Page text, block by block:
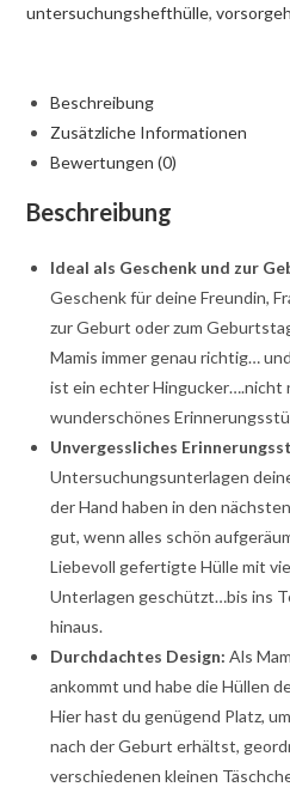
untersuchungshefthülle,
Beschreibung
Zusätzliche Informationen
Bewertungen (0)
Beschreibung
Ideal als Geschenk und zur
Geschenk für deine Freundin,
zur Geburt oder zum
Mamis immer genau richtig…
ist ein echter Hingucker….nicht
wunderschönes
Unvergessliches
Untersuchungsunterlagen
der Hand haben in den
gut, wenn alles schön
Liebevoll gefertigte Hülle mit
Unterlagen geschützt…bis ins
hinaus.
Durchdachtes Design: Als
ankommt und habe die Hüllen
Hier hast du genügend Platz,
nach der Geburt erhältst,
verschiedenen kleinen